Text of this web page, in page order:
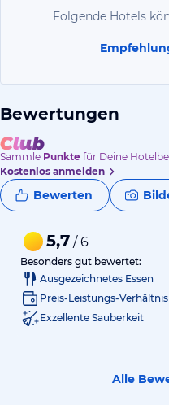
Folgende Hotels
Bewertungen
Sammle Punkte für Deine
Kostenlos anmelden
Bewerten
5,7 / 6
Besonders gut bewertet:
Ausgezeichnetes Essen
Preis-Leistungs-Verhältnis
Exzellente Sauberkeit
Alle